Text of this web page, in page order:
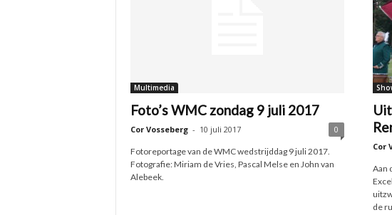
Multimedia
Foto’s WMC zondag 9 juli 2017
Cor Vosseberg - 10 juli 2017 0
Fotoreportage van de WMC wedstrijddag 9 juli 2017.
Fotografie: Miriam de Vries, Pascal Melse en John van
Alebeek.
Cor
Aan
de